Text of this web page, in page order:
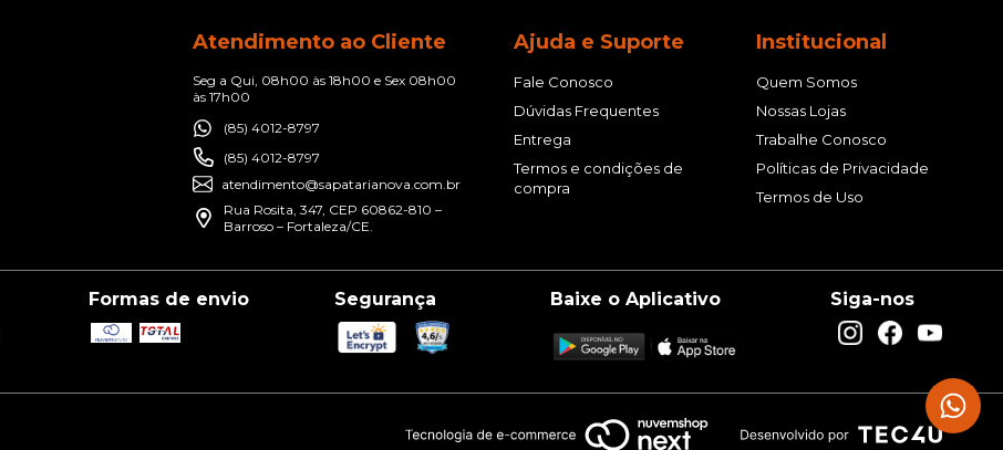
Atendimento ao Cliente
Seg a Qui, 08h00 às 18h00 e Sex 08h00
às 17h00
(85) 4012-8797
(85) 4012-8797
atendimento@sapatarianova.com.br
Rua Rosita, 347, CEP 60862-810 –
Barroso – Fortaleza/CE.
Ajuda e Suporte
Fale Conosco
Dúvidas Frequentes
Entrega
Termos e condições de
compra
Institucional
Quem Somos
Nossas Lojas
Trabalhe Conosco
Políticas de Privacidade
Termos de Uso
Formas de envio Segurança Baixe o Aplicativo Siga-nos